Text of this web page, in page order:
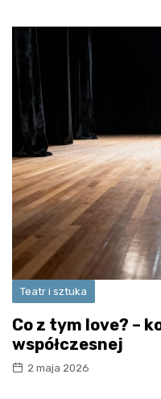
Teatr i sztuka
Co z tym love? –
współczesnej
2 maja 2026